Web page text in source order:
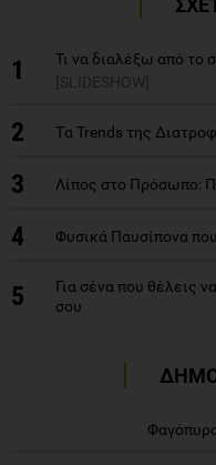
1
Τι να διαλέξω από το
[SLIDESHOW]
2 Tα Trends της
3 Λίπος στο Πρόσωπο:
4 Φυσικά Παυσίπονα
5
Για σένα που θέλεις
σου